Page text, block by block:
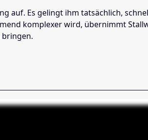
Es gelingt ihm tatsächlich,
komplexer wird, übernimmt
bringen.